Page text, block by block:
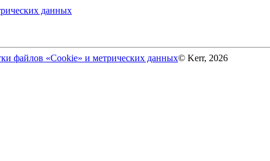
данных
файлов «Cookie» и метрических данных© Kerr, 2026